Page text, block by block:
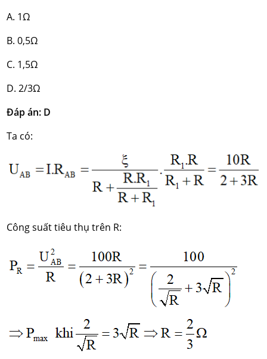
A. 1Ω
B. 0,5Ω
C. 1,5Ω
D. 2/3Ω
Đáp án: D
Ta có:
Công suất tiêu thụ trên R: